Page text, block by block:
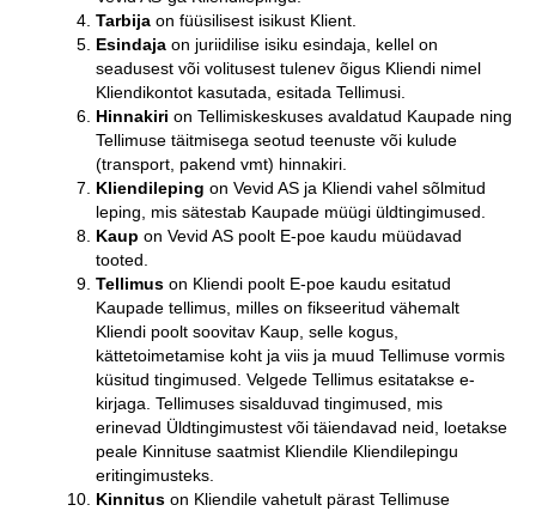
Tarbija on füüsilisest isikust Klient.
Esindaja on juriidilise isiku esindaja, kellel on
seadusest või volitusest tulenev õigus Kliendi nimel
Kliendikontot kasutada, esitada Tellimusi.
Hinnakiri on Tellimiskeskuses avaldatud Kaupade ning
Tellimuse täitmisega seotud teenuste või kulude
(transport, pakend vmt) hinnakiri.
Kliendileping on Vevid AS ja Kliendi vahel sõlmitud
leping, mis sätestab Kaupade müügi üldtingimused.
Kaup on Vevid AS poolt E-poe kaudu müüdavad
tooted.
Tellimus on Kliendi poolt E-poe kaudu esitatud
Kaupade tellimus, milles on fikseeritud vähemalt
Kliendi poolt soovitav Kaup, selle kogus,
kättetoimetamise koht ja viis ja muud Tellimuse vormis
küsitud tingimused. Velgede Tellimus esitatakse e-
kirjaga. Tellimuses sisalduvad tingimused, mis
erinevad Üldtingimustest või täiendavad neid, loetakse
peale Kinnituse saatmist Kliendile Kliendilepingu
eritingimusteks.
Kinnitus on Kliendile vahetult pärast Tellimuse